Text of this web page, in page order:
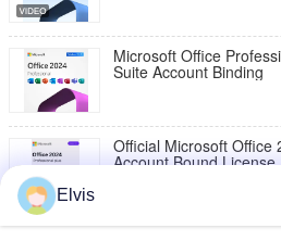
Microsoft Office
Suite Account Binding
Official Microsoft Office
Account Bound License
Elvis